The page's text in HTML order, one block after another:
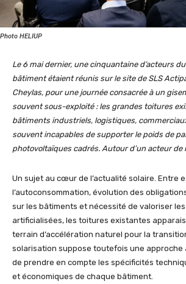
Photo HELIUP
Le 6 mai dernier, une cinquantaine d’acteurs
bâtiment étaient réunis sur le site de SLS
Cheylas, pour une journée consacrée à un
souvent sous-exploité : les grandes toitures
bâtiments industriels, logistiques,
souvent incapables de supporter le poids de
photovoltaïques cadrés. Autour d’un acteur de
Un sujet au cœur de l’actualité solaire. Entre
l’autoconsommation, évolution des
sur les bâtiments et nécessité de valoriser
artificialisées, les toitures existantes
terrain d’accélération naturel pour la
solarisation suppose toutefois une approche
de prendre en compte les spécificités
et économiques de chaque bâtiment.